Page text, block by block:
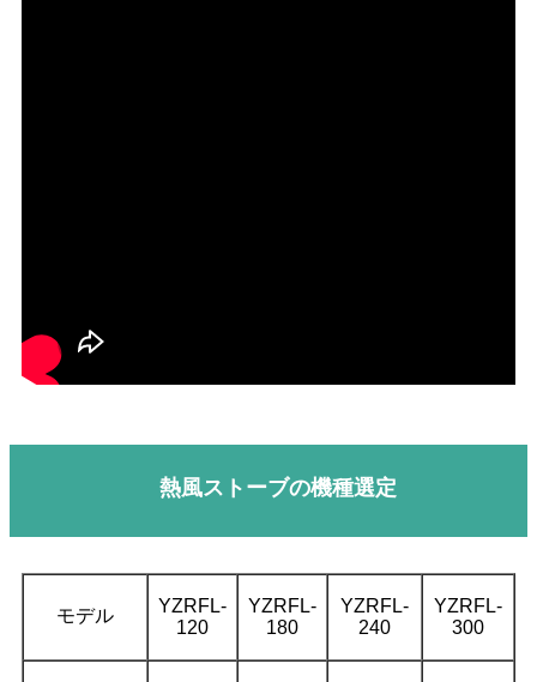
熱風ストーブの機種選定
モデル
YZRFL-
120
YZRFL-
180
YZRFL-
240
YZRFL-
300